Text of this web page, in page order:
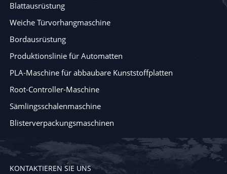
Blattausrüstung
Weiche Türvorhangmaschine
Bordausrüstung
Produktionslinie für Automatten
PLA-Maschine für abbaubare Kunststoffplatten
Root-Controller-Maschine
Sämlingsschalenmaschine
Blisterverpackungsmaschinen
KONTAKTIEREN SIE UNS